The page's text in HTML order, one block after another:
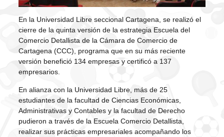
En la Universidad Libre seccional Cartagena, se realizó el
cierre de la quinta versión de la estrategia Escuela del
Comercio Detallista de la Cámara de Comercio de
Cartagena (CCC), programa que en su más reciente
versión benefició 134 empresas y certificó a 137
empresarios.
En alianza con la Universidad Libre, más de 25
estudiantes de la facultad de Ciencias Económicas,
Administrativas y Contables y la facultad de Derecho
pudieron a través de la Escuela Comercio Detallista,
realizar sus prácticas empresariales acompañando los